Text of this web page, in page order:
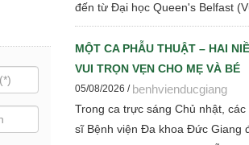
đến từ Đại học Queen's Belfast
quốc Anh) và Tổ chức Alive &
(Hoa Kỳ) đến tham quan, làm việc
trao đổi chuyên môn về dinh
mẹ - trẻ em, phát triển Ngân hàng
mẹ, vi sinh, phân tích y sinh, đồng
thảo luận các định hướng hợp tác
MỘT CA PHẪU THUẬT – HAI
VUI TRỌN VẸN CHO MẸ VÀ BÉ
05/08/2026 / benhvienducgiang
Trong ca trực sáng Chủ nhật, các
sĩ Bệnh viện Đa khoa Đức Giang